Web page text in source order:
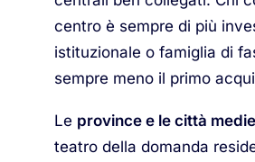
centro è sempre di più
istituzionale o famiglia di
sempre meno il primo
Le province e le città medie
teatro della domanda